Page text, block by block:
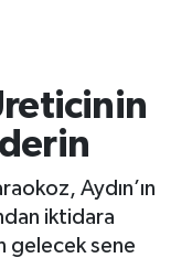
Aydın’ın
iktidara
gelecek sene